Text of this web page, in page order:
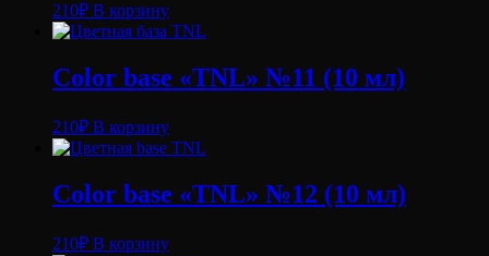
210₽ В корзину
Color base «TNL» №11 (10 мл)
210₽ В корзину
Color base «TNL» №12 (10 мл)
210₽ В корзину